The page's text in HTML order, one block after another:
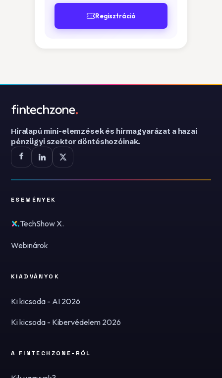
Regisztráció
Híralapú mini-elemzések és hírmagyarázat a hazai
pénzügyi szektor döntéshozóinak.
ESEMÉNYEK
TechShow X.
Webinárok
KIADVÁNYOK
Ki kicsoda - AI 2026
Ki kicsoda - Kibervédelem 2026
A FINTECHZONE-RÓL